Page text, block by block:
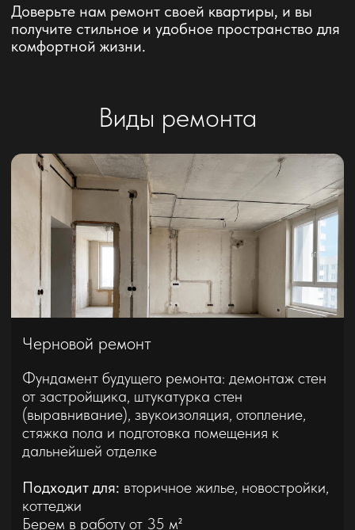
Черновой ремонт
Фундамент будущего ремонта: демонтаж стен
от застройщика, штукатурка стен
вторичное жилье, новостройки,
От 12000 ₽ / м²
Подробнее
Предчистовой ремонт
Подготовка квартиры к финишной отделке:
звукоизоляция потолка, монтаж перегородок,
инженерные работы (электрика / сантехника),
малярные работы (шпаклёвка), гидроизоляция.
Подходит для:вторичное жилье, новостройки,
коттеджи
Берем в работу от 35 м²